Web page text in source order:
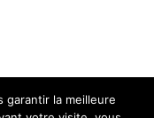
garantir la meilleure